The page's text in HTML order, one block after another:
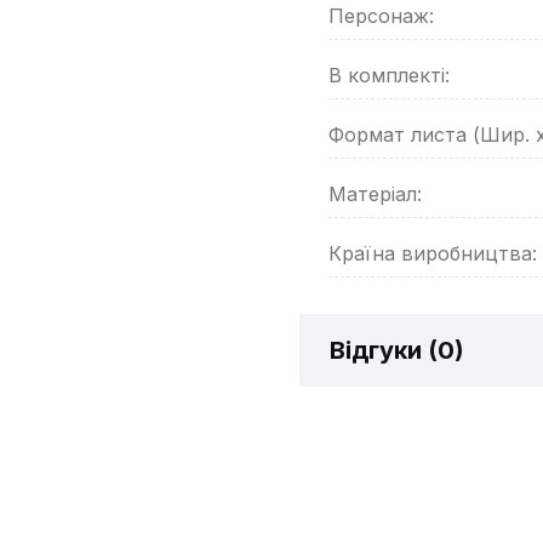
Персонаж:
В комплекті:
Формат листа (Шир.
Матеріал:
Країна виробництва:
Відгуки (0)